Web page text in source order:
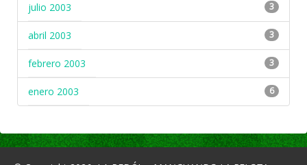
julio 2003 3
abril 2003 3
febrero 2003 3
enero 2003 6